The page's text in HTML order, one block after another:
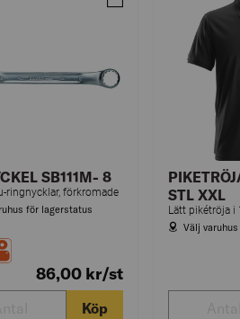
2810 SVA XXL
SB111M- 8
ringnycklar, förkromade
för lagerstatus
86,00 kr/st
Köp
Jämför PU-NYCKEL
STL XXL
Välj